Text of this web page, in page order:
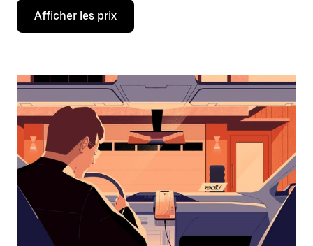
Appuyez
la
bas
interagir
avec
calendrier
et
sélectionner
une
date.
Appuyez
Afficher les prix